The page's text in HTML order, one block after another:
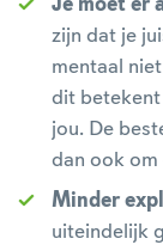
Je moet er
zijn dat je
mentaal
dit
jou. De
dan ook
Minder
uiteindelijk